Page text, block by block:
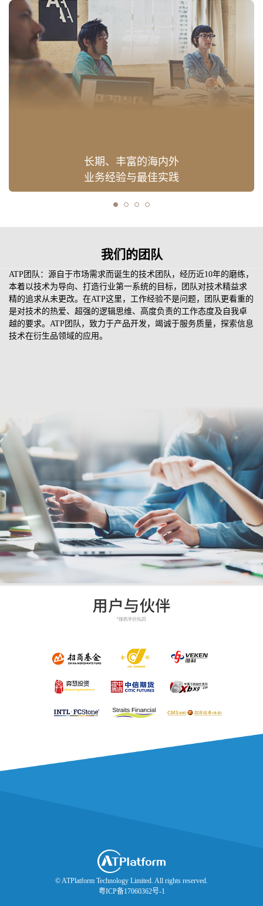
长期、丰富的海内外
业务经验与最佳实践
我们的团队
ATP团队：源自于市场需求而诞生的技术团队，经历近10年的磨练，
本着以技术为导向、打造行业第一系统的目标，团队对技术精益求
精的追求从未更改。在ATP这里，工作经验不是问题，团队更看重的
是对技术的热爱、超强的逻辑思维、高度负责的工作态度及自我卓
越的要求。ATP团队，致力于产品开发，竭诚于服务质量，探索信息
技术在衍生品领域的应用。
© ATPlatform Technology Limited. All rights reserved.
粤ICP备17060362号-1